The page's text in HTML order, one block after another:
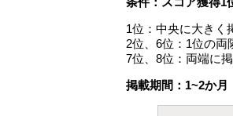
1位：中央に大きく
2位、6位：1位の両
7位、8位：両端に
掲載期間：1~2か月